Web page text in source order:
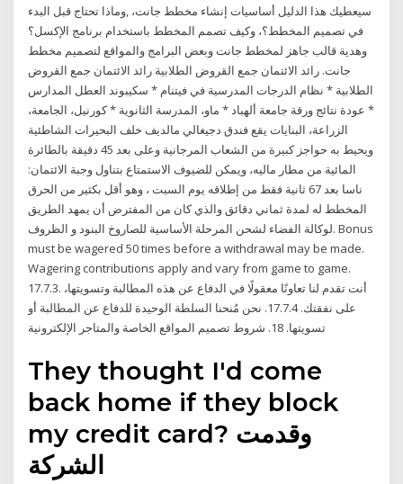
سيعطيك هذا الدليل أساسيات إنشاء مخطط جانت، ,وماذا تحتاج قبل البدء
في تصميم المخطط؟، وكيف تصمم المخطط باستخدام برنامج الإكسل؟
وهدية قالب جاهز لمخطط جانت وبعض البرامج والمواقع لتصميم مخطط
جانت. رائد الائتمان جمع القروض الطلابية رائد الائتمان جمع القروض
الطلابية * نظام الدرجات المدرسية في فيتنام * سكيبوند العطل المدارس
* عودة نتائج ورقة جامعة ألهباد * ماو، المدرسة الثانوية * كورنيل، الجامعة،
الزراعة، البنايات يقع فندق دجيغالي مالديف خلف البحيرات الشاطئية
ويحيط به حواجز كبيرة من الشعاب المرجانية وعلى بعد 45 دقيقة بالطائرة
المائية من مطار ماليه، ويمكن للضيوف الاستمتاع بتناول وجبة الائتمان:
ناسا بعد 67 ثانية فقط من إطلاقه يوم السبت ، وهو أقل بكثير من الحرق
المخطط له لمدة ثماني دقائق والذي كان من المفترض أن يمهد الطريق
لوكالة الفضاء لشحن المرحلة الأساسية للصاروخ البنود و الظروف. Bonus
must be wagered 50 times before a withdrawal may be made.
Wagering contributions apply and vary from game to game.
17.7.3. أنت تقدم لنا تعاونًا معقولًا في الدفاع عن هذه المطالبة وتسويتها،
على نفقتك. 17.7.4. نحن مُنحنا السلطة الوحيدة للدفاع عن المطالبة أو
تسويتها. 18. شروط تصميم المواقع الخاصة والمتاجر الإلكترونية
They thought I'd come
back home if they block
my credit card? وقدمت